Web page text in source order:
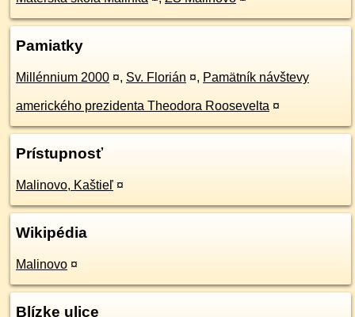
Pamiatky
Millénnium 2000 ¤, Sv. Florián ¤, Pamätník návštevy
amerického prezidenta Theodora Roosevelta ¤
Prístupnosť
Malinovo, Kaštieľ ¤
Wikipédia
Malinovo ¤
Blízke ulice